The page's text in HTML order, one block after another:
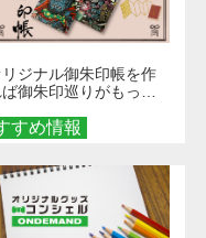
すめ情報
リジナル御朱印帳を作
御朱印巡りがもっと
メイドする魅力と選